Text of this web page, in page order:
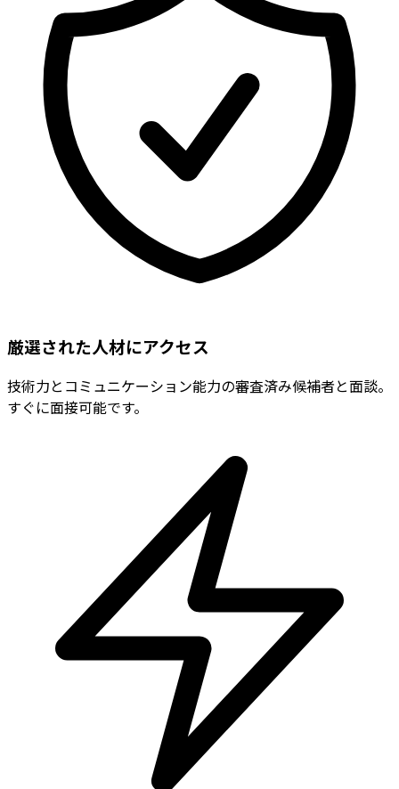
厳選された人材にアクセス
技術力とコミュニケーション能力の審査済み候補者と面談。
すぐに面接可能です。